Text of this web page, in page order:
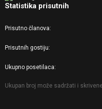
Statistika prisutnih
Prisutno članova
Prisutnih gostiju
Ukupno posetilaca
Ukupan broj može sadržati i